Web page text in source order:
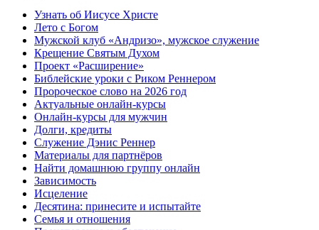
Узнать об Иисусе Христе
Лето с Богом
Мужской клуб «Андризо», мужское служение
Крещение Святым Духом
Проект «Расширение»
Библейские уроки с Риком Реннером
Пророческое слово на 2026 год
Актуальные онлайн-курсы
Онлайн-курсы для мужчин
Долги, кредиты
Служение Дэнис Реннер
Материалы для партнёров
Найти домашнюю группу онлайн
Зависимость
Исцеление
Десятина: принесите и испытайте
Семья и отношения